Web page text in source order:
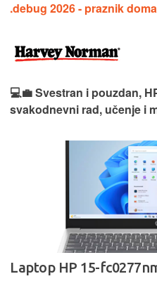
.debug 2026 - praznik
💻💼 Svestran i pouzdan,
svakodnevni rad, učenje i
Laptop HP 15-